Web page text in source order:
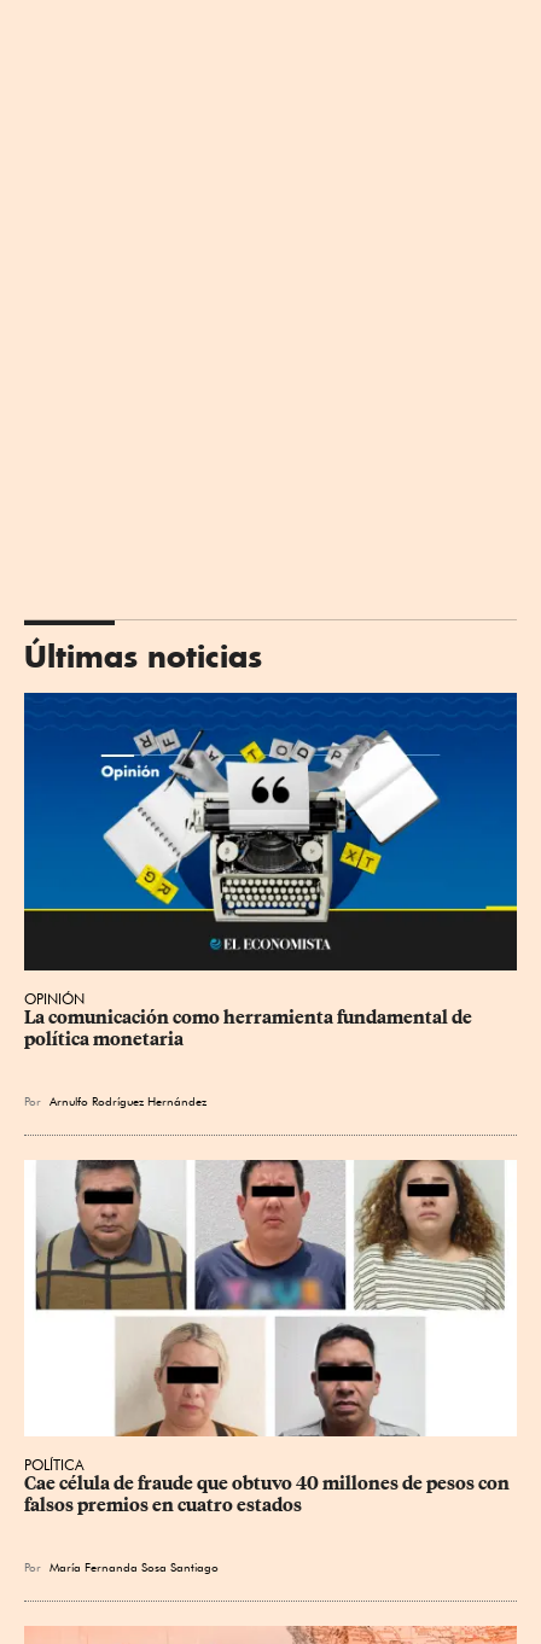
Últimas noticias
OPINIÓN
La comunicación como herramienta fundamental de
política monetaria
Por Arnulfo Rodríguez Hernández
POLÍTICA
Cae célula de fraude que obtuvo 40 millones de pesos con
falsos premios en cuatro estados
Por María Fernanda Sosa Santiago